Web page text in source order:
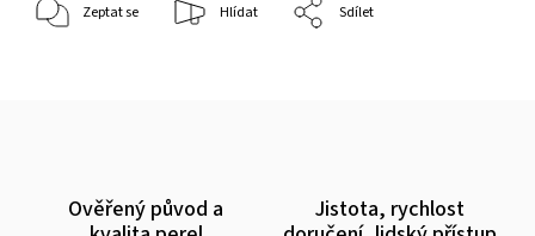
Zeptat se Hlídat Sdílet
Ověřený původ a
Jistota, rychlost